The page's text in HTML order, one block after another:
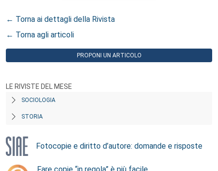
← Torna ai dettagli della Rivista
← Torna agli articoli
PROPONI UN ARTICOLO
LE RIVISTE DEL MESE
SOCIOLOGIA
STORIA
Fotocopie e diritto d’autore: domande e risposte